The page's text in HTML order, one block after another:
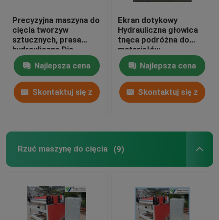
Precyzyjna maszyna do
cięcia tworzyw
sztucznych, prasa
hydrauliczna Die
Cutting Machine
Najlepsza cena
Skontaktuj się z
Ekran dotykowy
Hydrauliczna głowica
tnąca podróżna do
materiałów
podłogowych /
miękkich folii
Najlepsza cena
Skontaktuj się z
Rzuć maszynę do cięcia (9)